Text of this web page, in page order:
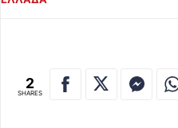
2
SHARES